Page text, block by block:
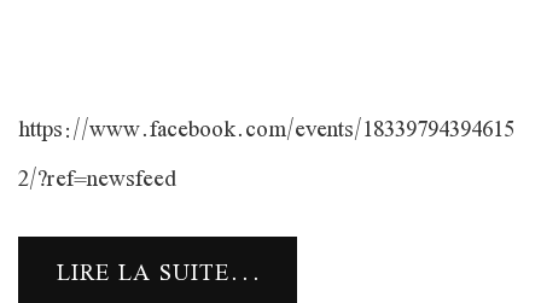
https://www.facebook.com/events/18339794394615
2/?ref=newsfeed
LIRE LA SUITE...